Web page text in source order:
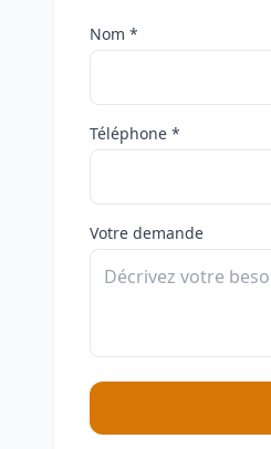
Nom *
Téléphone *
Votre demande